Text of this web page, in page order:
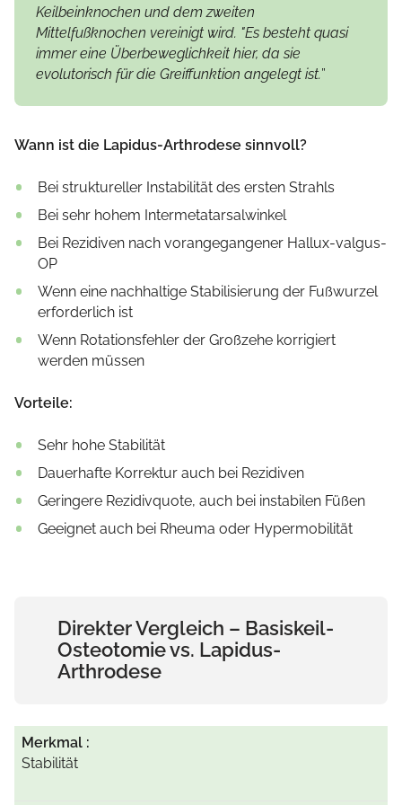
Keilbeinknochen und dem zweiten
Mittelfußknochen vereinigt wird. "Es besteht quasi
immer eine Überbeweglichkeit hier, da sie
evolutorisch für die Greiffunktion angelegt ist.”
Wann ist die Lapidus-Arthrodese sinnvoll?
Bei struktureller Instabilität des ersten Strahls
Bei sehr hohem Intermetatarsalwinkel
Bei Rezidiven nach vorangegangener Hallux-valgus-
OP
Wenn eine nachhaltige Stabilisierung der Fußwurzel
erforderlich ist
Wenn Rotationsfehler der Großzehe korrigiert
werden müssen
Vorteile:
Sehr hohe Stabilität
Dauerhafte Korrektur auch bei Rezidiven
Geringere Rezidivquote, auch bei instabilen Füßen
Geeignet auch bei Rheuma oder Hypermobilität
Direkter Vergleich – Basiskeil-
Osteotomie vs. Lapidus-
Arthrodese
Stabilität